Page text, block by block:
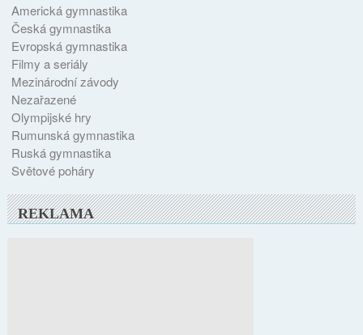
Americká gymnastika
Česká gymnastika
Evropská gymnastika
Filmy a seriály
Mezinárodní závody
Nezařazené
Olympijské hry
Rumunská gymnastika
Ruská gymnastika
Světové poháry
REKLAMA